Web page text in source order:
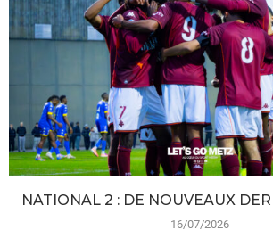
NATIONAL 2 : DE NOUVEAUX
16/07/2026